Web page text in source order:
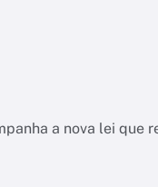
a nova lei que